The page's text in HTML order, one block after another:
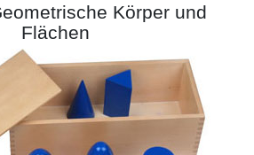
Körper und
Flächen